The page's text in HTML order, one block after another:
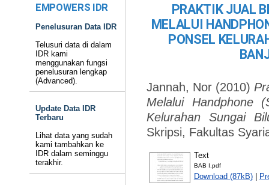
EMPOWERS IDR
Penelusuran Data IDR
Telusuri data di dalam
IDR kami
menggunakan fungsi
penelusuran lengkap
(Advanced).
Update Data IDR
Terbaru
Lihat data yang sudah
kami tambahkan ke
IDR dalam seminggu
terakhir.
PRAKTIK JUAL
MELALUI
PONSEL
Jannah, Nor(2010)
Melalui Handphone
Kelurahan Sungai
Skripsi, Fakultas
Text
BAB I.pdf
Download (87kB)|